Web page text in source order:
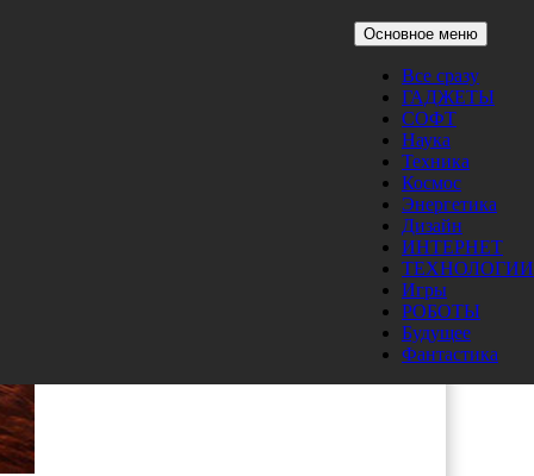
Основное меню
Все сразу
ГАДЖЕТЫ
СОФТ
Наука
Техника
Космос
Энергетика
Дизайн
ИНТЕРНЕТ
ТЕХНОЛОГИИ
Игры
РОБОТЫ
Будущее
Фантастика